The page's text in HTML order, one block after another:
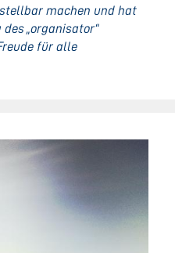
machen und hat
„organisator“
für alle